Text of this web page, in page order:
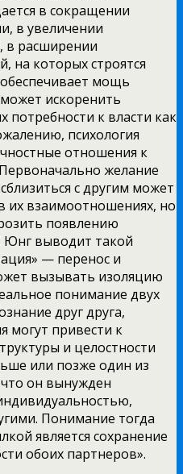
в сокращении
в увеличении
расширении
на которых строятся
мощь
искоренить
потребности к власти как
психология
отношения к
желание
с другим может
их взаимоотношениях, но
появлению
Юнг выводит такой
— перенос и
вызывать изоляцию
понимание двух
друг друга,
могут привести к
и целостности
или позже один из
он вынужден
Понимание тогда
является сохранение
обоих партнеров».